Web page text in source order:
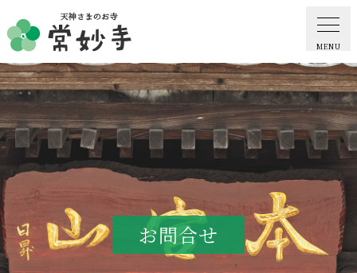
MENU
ホーム
常妙寺紹介
納骨堂・お墓
葬儀・供養・祈祷お問合せ